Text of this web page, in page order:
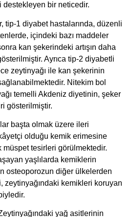
bir neticedir.
tip-1 diyabet hastalarında, düzenli
içindeki bazı maddeler
kan şekerindeki artışın daha
Ayrıca tip-2 diyabetli
zeytinyağı ile kan şekerinin
Nitekim bol
temelli Akdeniz diyetinin, şeker
gösterilmiştir.
başta olmak üzere ileri
olduğu kemik erimesine
müspet tesirleri görülmektedir.
yaşlılarda kemiklerin
osteoporozun diğer ülkelerden
zeytinyağındaki kemikleri koruyan
yağ asitlerinin